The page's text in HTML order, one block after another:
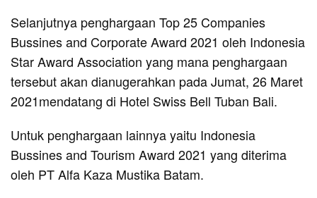
Selanjutnya penghargaan Top 25 Companies
Bussines and Corporate Award 2021 oleh Indonesia
Star Award Association yang mana penghargaan
tersebut akan dianugerahkan pada Jumat, 26 Maret
2021mendatang di Hotel Swiss Bell Tuban Bali.
Untuk penghargaan lainnya yaitu Indonesia
Bussines and Tourism Award 2021 yang diterima
oleh PT Alfa Kaza Mustika Batam.